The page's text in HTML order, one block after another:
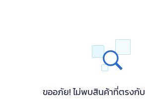
ขออภัย! ไม่พบสินค้าที่ตรงกับ